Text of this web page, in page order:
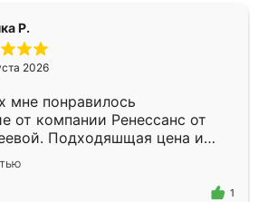
Р.
2026
мне понравилось
от компании Ренессанс от
Подходяшщая цена и
изготовления. Приехавший
Владислав
моему эскизу самый
1